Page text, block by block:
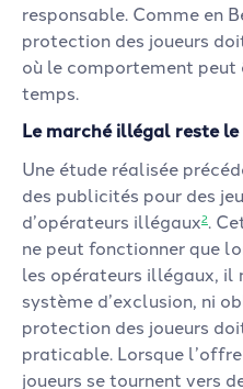
responsable. Comme en
protection des joueurs
où le comportement peut
temps.
Le marché illégal reste
Une étude réalisée
des publicités pour des
d’opérateurs illégaux2.
ne peut fonctionner que
les opérateurs illégaux, il
système d’exclusion, ni
protection des joueurs
praticable. Lorsque
joueurs se tournent vers